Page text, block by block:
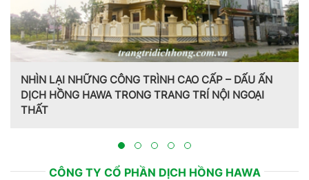
NHÌN LẠI NHỮNG CÔNG TRÌNH CAO CẤP – DẤU ẤN
DỊCH HỒNG HAWA TRONG TRANG TRÍ NỘI NGOẠI
THẤT
CÔNG TY CỔ PHẦN DỊCH HỒNG HAWA